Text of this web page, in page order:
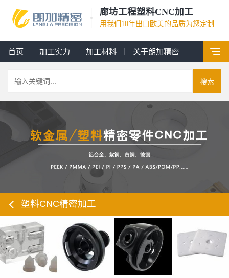
廊坊工程塑料CNC加工
用我们10年出口欧美的品质为您定制
首页 加工实力 加工材料 关于朗加精密
搜索
塑料CNC精密加工